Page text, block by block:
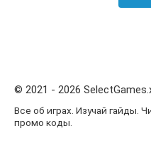
© 2021 - 2026
Все об играх. Изучай гайды.
промо коды.